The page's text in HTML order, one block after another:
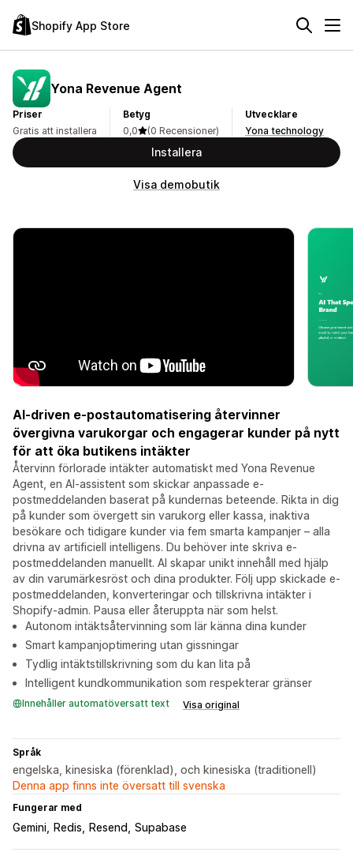
Shopify App Store
Yona Revenue Agent
Priser
Gratis att installera
Betyg
0,0
(0 Recensioner)
Utvecklare
Yona technology
Installera
Visa demobutik
AI-driven e-postautomatisering återvinner
övergivna varukorgar och engagerar kunder på nytt
för att öka butikens intäkter
Återvinn förlorade intäkter automatiskt med Yona Revenue
Agent, en AI-assistent som skickar anpassade e-
postmeddelanden baserat på kundernas beteende. Rikta in dig
på kunder som övergett sin varukorg eller kassa, inaktiva
besökare och tidigare kunder via fem smarta kampanjer – alla
drivna av artificiell intelligens. Du behöver inte skriva e-
postmeddelanden manuellt. AI skapar unikt innehåll med hjälp
av din varumärkesröst och dina produkter. Följ upp skickade e-
postmeddelanden, konverteringar och tillskrivna intäkter i
Shopify-admin. Pausa eller återuppta när som helst.
Autonom intäktsåtervinning som lär känna dina kunder
Smart kampanjoptimering utan gissningar
Tydlig intäktstillskrivning som du kan lita på
Intelligent kundkommunikation som respekterar gränser
Innehåller automatöversatt text Visa original
Språk
engelska, kinesiska (förenklad), och kinesiska (traditionell)
Denna app finns inte översatt till svenska
Fungerar med
Gemini Redis Resend Supabase